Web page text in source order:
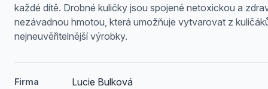
každé dítě. Drobné kuličky jsou spojené netoxickou a
nezávadnou hmotou, která umožňuje vytvarovat z
nejneuvěřitelnější výrobky.
Firma Lucie Bulková